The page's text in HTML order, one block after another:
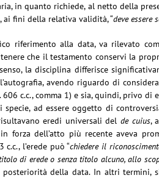
in quanto richiede, al netto della
ai fini della relativa validità, “deve essere
riferimento alla data, va rilevato
che il testamento conservi la
la disciplina differisce
avendo riguardo di
c.c., comma 1) e sia, quindi, privo di
specie, ad essere oggetto di
eredi universali del de cuius,
forza dell’atto più recente aveva
c.c., l’erede può “chiedere il
di erede o senza titolo alcuno, allo
della data. In altri termini,